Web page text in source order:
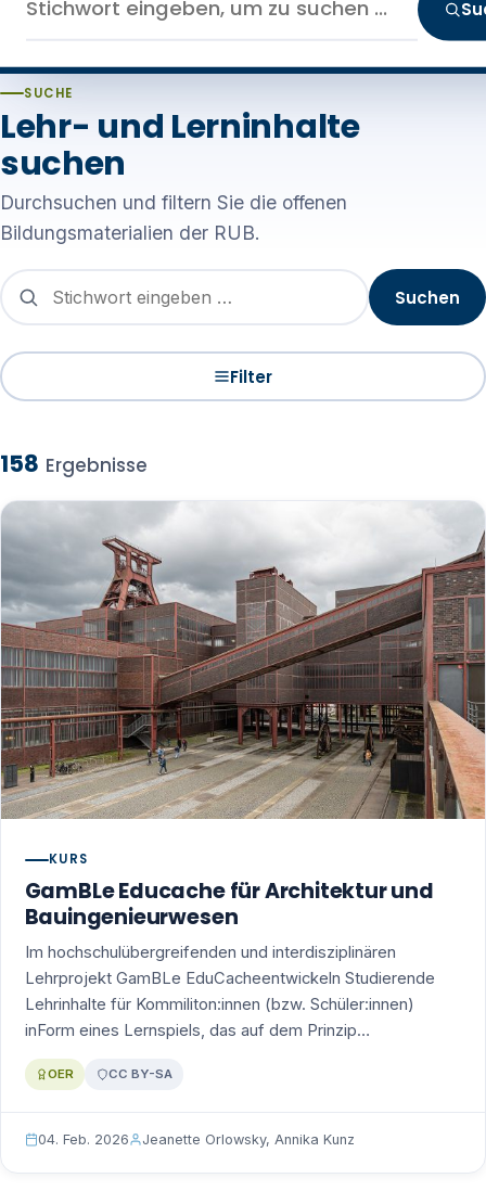
SUCHE
Lehr- und Lerninhalte
suchen
Durchsuchen und filtern Sie die offenen
Bildungsmaterialien der RUB.
Suchen
Filter
158 Ergebnisse
KURS
GamBLe Educache für Architektur und
Bauingenieurwesen
Im hochschulübergreifenden und interdisziplinären
Lehrprojekt GamBLe EduCacheentwickeln Studierende
Lehrinhalte für Kommiliton:innen (bzw. Schüler:innen)
inForm eines Lernspiels, das auf dem Prinzip…
OER CC BY-SA
04. Feb. 2026 Jeanette Orlowsky, Annika Kunz